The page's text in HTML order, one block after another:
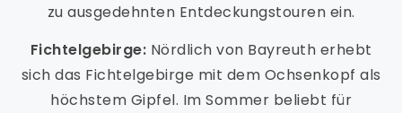
zu ausgedehnten Entdeckungstouren ein.
Fichtelgebirge: Nördlich von Bayreuth erhebt
sich das Fichtelgebirge mit dem Ochsenkopf als
höchstem Gipfel. Im Sommer beliebt für